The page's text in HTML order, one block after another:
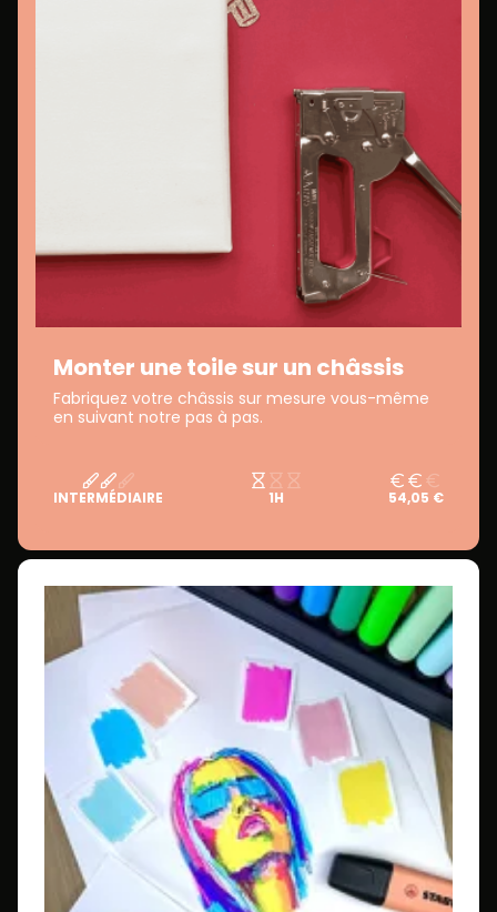
Monter une toile sur un châssis
Fabriquez votre châssis sur mesure vous-même
en suivant notre pas à pas.
INTERMÉDIAIRE 1H 54,05 €